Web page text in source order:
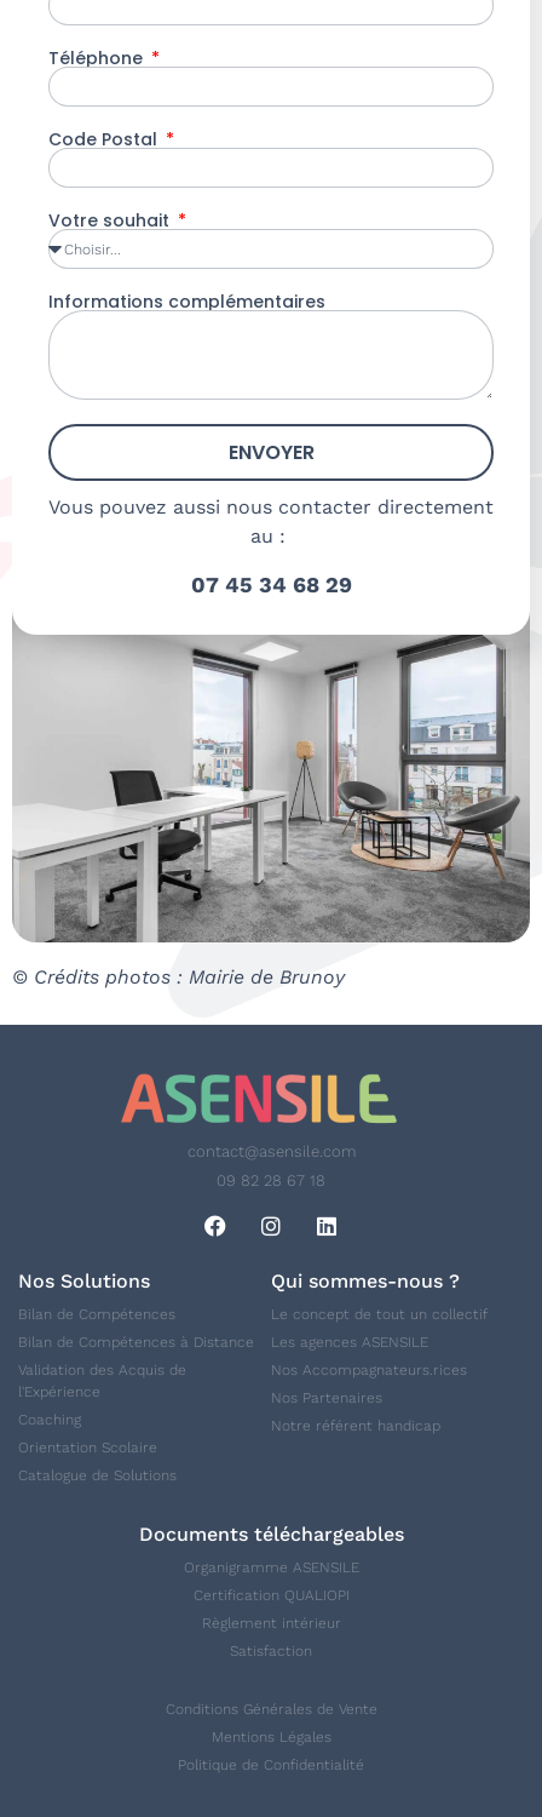
Téléphone
Code Postal
Votre souhait
Informations complémentaires
ENVOYER
Vous pouvez aussi nous contacter directement
au :
07 45 34 68 29
© Crédits photos : Mairie de Brunoy
contact@asensile.com
09 82 28 67 18
Nos Solutions
Bilan de Compétences
Bilan de Compétences à Distance
Validation des Acquis de
l'Expérience
Coaching
Orientation Scolaire
Catalogue de Solutions
Qui sommes-nous ?
Le concept de tout un collectif
Les agences ASENSILE
Nos Accompagnateurs.rices
Nos Partenaires
Notre référent handicap
Documents téléchargeables
Organigramme ASENSILE
Certification QUALIOPI
Règlement intérieur
Satisfaction
Conditions Générales de Vente
Mentions Légales
Politique de Confidentialité